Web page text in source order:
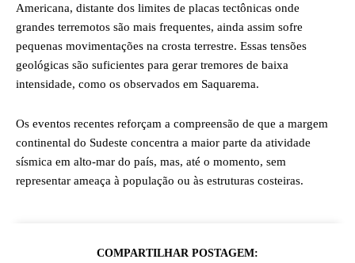
Americana, distante dos limites de placas tectônicas onde
grandes terremotos são mais frequentes, ainda assim sofre
pequenas movimentações na crosta terrestre. Essas tensões
geológicas são suficientes para gerar tremores de baixa
intensidade, como os observados em Saquarema.
Os eventos recentes reforçam a compreensão de que a margem
continental do Sudeste concentra a maior parte da atividade
sísmica em alto-mar do país, mas, até o momento, sem
representar ameaça à população ou às estruturas costeiras.
COMPARTILHAR POSTAGEM: